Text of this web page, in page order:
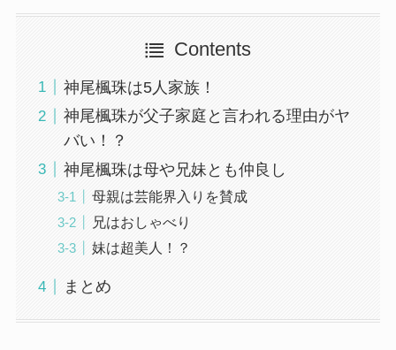
Contents
神尾楓珠は5人家族！
神尾楓珠が父子家庭と言われる理由がヤ
バい！？
神尾楓珠は母や兄妹とも仲良し
母親は芸能界入りを賛成
兄はおしゃべり
妹は超美人！？
まとめ